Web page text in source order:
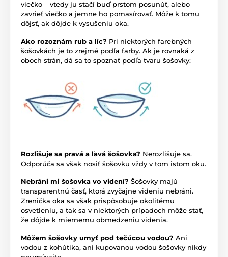
viečko – vtedy ju stačí buď prstom posunúť, alebo
zavrieť viečko a jemne ho pomasírovať. Môže k tomu
dôjsť, ak dôjde k vysušeniu oka.
Ako rozoznám rub a líc? Pri niektorých farebných
šošovkách je to zrejmé podľa farby. Ak je rovnaká z
oboch strán, dá sa to spoznať podľa tvaru šošovky:
Rozlišuje sa pravá a ľavá šošovka? Nerozlišuje sa.
Odporúča sa však nosiť šošovku vždy v tom istom oku.
Nebráni mi šošovka vo videní? Šošovky majú
transparentnú časť, ktorá zvyčajne videniu nebráni.
Zrenička oka sa však prispôsobuje okolitému
osvetleniu, a tak sa v niektorých prípadoch môže stať,
že dôjde k miernemu obmedzeniu videnia.
Môžem šošovky umyť pod tečúcou vodou? Ani
vodou z kohútika, ani kupovanou vodou šošovky nikdy